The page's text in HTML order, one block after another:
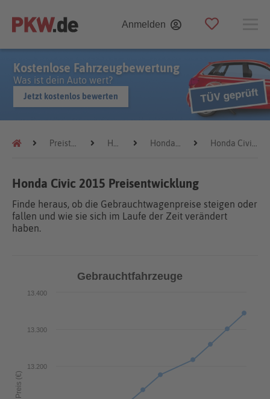
Anmelden
Kostenlose Fahrzeugbewertung
Was ist dein Auto wert?
Jetzt kostenlos bewerten
Preistrends Honda Honda Civic Honda Civic 2015
Honda Civic 2015 Preisentwicklung
Finde heraus, ob die Gebrauchtwagenpreise steigen oder
fallen und wie sie sich im Laufe der Zeit verändert
haben.
Preis (€)
Gebrauchtfahrzeuge
13.200
13.300
13.400